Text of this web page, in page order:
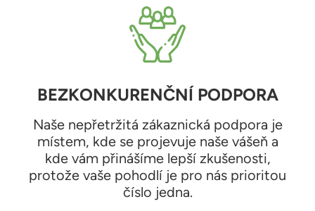
BEZKONKURENČNÍ PODPORA
Naše nepřetržitá zákaznická podpora je
místem, kde se projevuje naše vášeň a
kde vám přinášíme lepší zkušenosti,
protože vaše pohodlí je pro nás prioritou
číslo jedna.